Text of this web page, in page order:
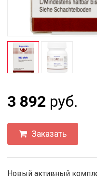
3 892 руб.
Заказать
Новый активный